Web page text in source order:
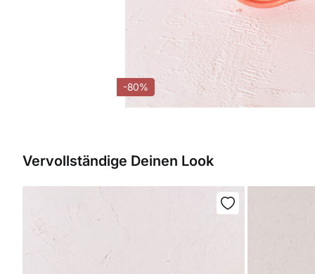
-80%
Vervollständige Deinen Look